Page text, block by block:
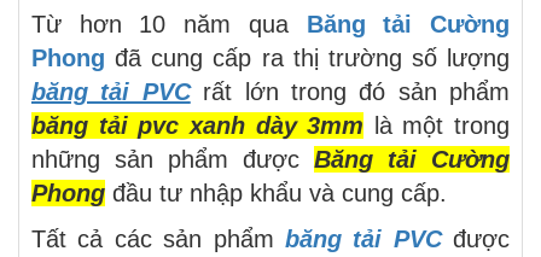
Từ hơn 10 năm qua Băng tải Cường
Phong đã cung cấp ra thị trường số lượng
băng tải PVCrất lớn trong đó sản phẩm
băng tải pvc xanh dày 3mm là một trong
những sản phẩm được Băng tải Cường
Phong đầu tư nhập khẩu và cung cấp.
Tất cả các sản phẩm băng tải PVCđược